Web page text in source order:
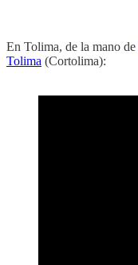
En Tolima, de la mano de
Tolima (Cortolima):